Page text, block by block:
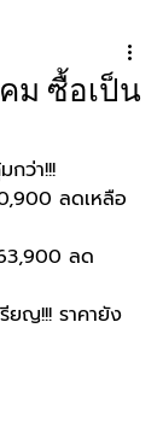
ม ซื้อเป็น
ว่า!!!
ลดเหลือ
ลด
ญ!!! ราคายัง